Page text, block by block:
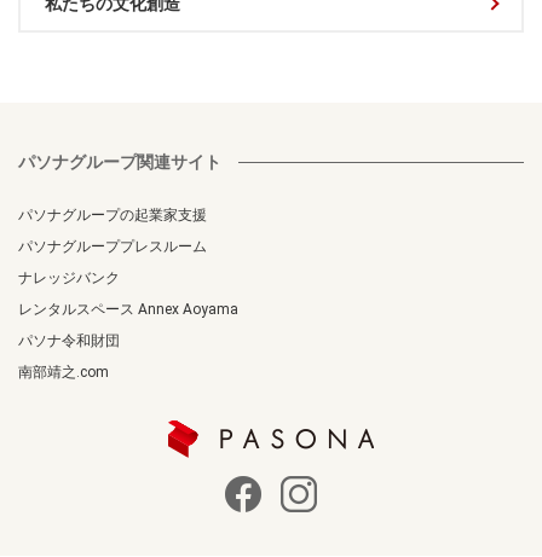
パソナグループ関連サイト
パソナグループの起業家支援
パソナグループプレスルーム
ナレッジバンク
レンタルスペース Annex Aoyama
パソナ令和財団
南部靖之.com